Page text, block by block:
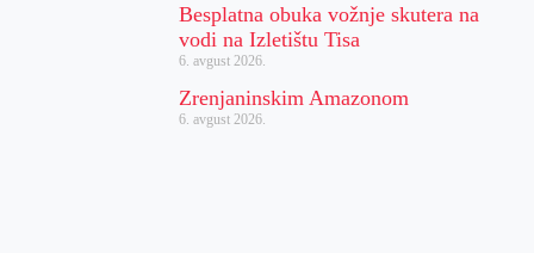
Besplatna obuka vožnje skutera na
vodi na Izletištu Tisa
6. avgust 2026.
Zrenjaninskim Amazonom
6. avgust 2026.